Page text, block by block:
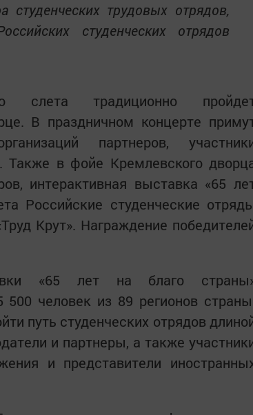
студенческих трудовых отрядов,
студенческих отрядов
слета традиционно
В праздничном концерте
партнеров,
Также в фойе Кремлевского
интерактивная выставка «65
Российские студенческие
Крут». Награждение
«65 лет на благо
человек из 89 регионов
путь студенческих отрядов
и партнеры, а также
и представители